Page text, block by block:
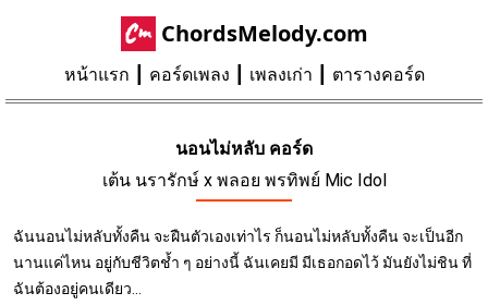
ChordsMelody.com
หน้าแรก คอร์ดเพลง เพลงเก่า ตารางคอร์ด
นอนไม่หลับ คอร์ด
เต้น นรารักษ์ x พลอย พรทิพย์ Mic Idol
ฉันนอนไม่หลับทั้งคืน จะฝืนตัวเองเท่าไร ก็นอนไม่หลับทั้งคืน จะเป็นอีก
นานแค่ไหน อยู่กับชีวิตช้ำ ๆ อย่างนี้ ฉันเคยมี มีเธอกอดไว้ มันยังไม่ชิน ที่
ฉันต้องอยู่คนเดียว...